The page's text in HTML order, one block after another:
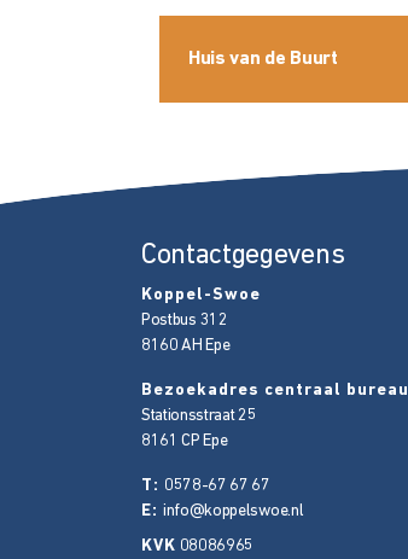
Huis van de Buurt
Contactgegevens
Koppel-Swoe
Postbus 312
8160 AH Epe
Bezoekadres centraal bureau
Stationsstraat 25
8161 CP Epe
T: 0578-67 67 67
E: info@koppelswoe.nl
KVK 08086965